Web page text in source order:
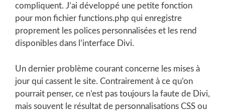
compliquent. J’ai développé une petite fonction
pour mon fichier functions.php qui enregistre
proprement les polices personnalisées et les rend
disponibles dans l’interface Divi.
Un dernier problème courant concerne les mises à
jour qui cassent le site. Contrairement à ce qu’on
pourrait penser, ce n’est pas toujours la faute de Divi,
mais souvent le résultat de personnalisations CSS ou